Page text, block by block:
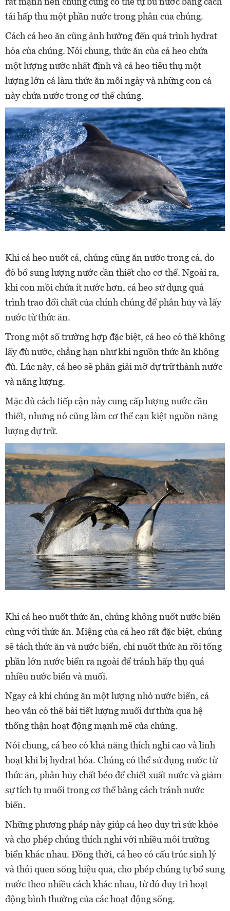
tái hấp thu một phần nước trong phân của chúng.
Cách cá heo ăn cũng ảnh hưởng đến quá trình hydrat
hóa của chúng. Nói chung, thức ăn của cá heo chứa
một lượng nước nhất định và cá heo tiêu thụ một
lượng lớn cá làm thức ăn mỗi ngày và những con cá
này chứa nước trong cơ thể chúng.
Khi cá heo nuốt cá, chúng cũng ăn nước trong cá, do
đó bổ sung lượng nước cần thiết cho cơ thể. Ngoài ra,
khi con mồi chứa ít nước hơn, cá heo sử dụng quá
trình trao đổi chất của chính chúng để phân hủy và lấy
nước từ thức ăn.
Trong một số trường hợp đặc biệt, cá heo có thể không
lấy đủ nước, chẳng hạn như khi nguồn thức ăn không
đủ. Lúc này, cá heo sẽ phân giải mỡ dự trữ thành nước
và năng lượng.
Mặc dù cách tiếp cận này cung cấp lượng nước cần
thiết, nhưng nó cũng làm cơ thể cạn kiệt nguồn năng
lượng dự trữ.
Khi cá heo nuốt thức ăn, chúng không nuốt nước biển
cùng với thức ăn. Miệng của cá heo rất đặc biệt, chúng
sẽ tách thức ăn và nước biển, chỉ nuốt thức ăn rồi tống
phần lớn nước biển ra ngoài để tránh hấp thụ quá
nhiều nước biển và muối.
Ngay cả khi chúng ăn một lượng nhỏ nước biển, cá
heo vẫn có thể bài tiết lượng muối dư thừa qua hệ
thống thận hoạt động mạnh mẽ của chúng.
Nói chung, cá heo có khả năng thích nghi cao và linh
hoạt khi bị hydrat hóa. Chúng có thể sử dụng nước từ
thức ăn, phân hủy chất béo để chiết xuất nước và giảm
sự tích tụ muối trong cơ thể bằng cách tránh nước
biển.
Những phương pháp này giúp cá heo duy trì sức khỏe
và cho phép chúng thích nghi với nhiều môi trường
biển khác nhau. Đồng thời, cá heo có cấu trúc sinh lý
và thói quen sống hiệu quả, cho phép chúng tự bổ sung
nước theo nhiều cách khác nhau, từ đó duy trì hoạt
động bình thường của các hoạt động sống.